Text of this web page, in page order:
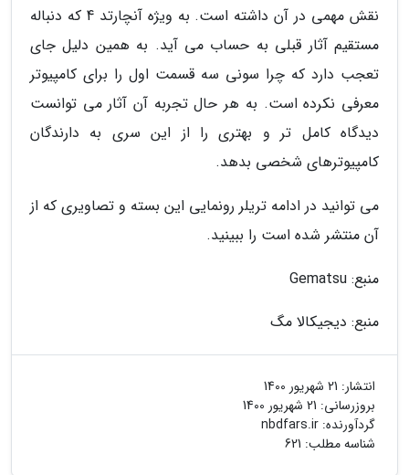
نقش مهمی در آن داشته است. به ویژه آنچارتد 4 که دنباله
مستقیم آثار قبلی به حساب می آید. به همین دلیل جای
تعجب دارد که چرا سونی سه قسمت اول را برای کامپیوتر
معرفی نکرده است. به هر حال تجربه آن آثار می توانست
دیدگاه کامل تر و بهتری را از این سری به دارندگان
کامپیوترهای شخصی بدهد.
می توانید در ادامه تریلر رونمایی این بسته و تصاویری که از
آن منتشر شده است را ببینید.
منبع: Gematsu
منبع: دیجیکالا مگ
انتشار: 21 شهریور 1400
بروزرسانی: 21 شهریور 1400
گردآورنده: nbdfars.ir
شناسه مطلب: 621